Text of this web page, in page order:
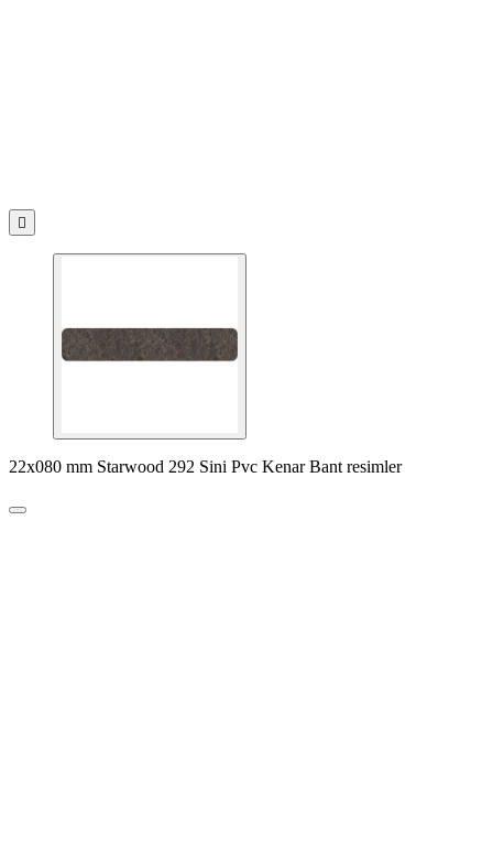

22x080 mm Starwood 292 Sini Pvc Kenar Bant resimler